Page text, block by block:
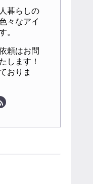
暮らしの
々なアイ
。
頼はお問
します！
おりま